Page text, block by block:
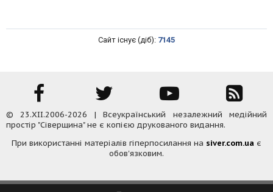
Сайт існує (діб): 7145
© 23.XII.2006-2026 | Всеукраїнський незалежний медійний
простір "Сіверщина" не є копією друкованого видання.
При використанні матеріалів гіперпосилання на siver.com.ua є
обов'язковим.